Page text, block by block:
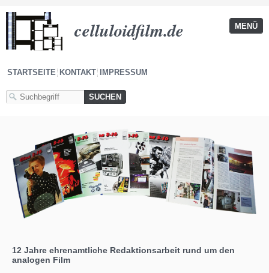
MENÜ
celluloidfilm.de
STARTSEITE KONTAKT IMPRESSUM
12 Jahre ehrenamtliche Redaktionsarbeit rund um den
analogen Film